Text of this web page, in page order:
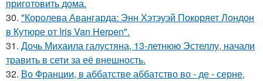
приготовить дома.
30. "Королева Авангарда: Энн Хэтэуэй Покоряет Лондон
в Кутюре от Iris Van Herpen".
31. Дочь Михаила галустяна, 13-летнюю Эстеллу, начали
травить в сети за её внешность.
32. Во Франции, в аббатстве аббатство во - де - серне,